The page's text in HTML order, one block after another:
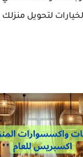
لتحويل منزلك